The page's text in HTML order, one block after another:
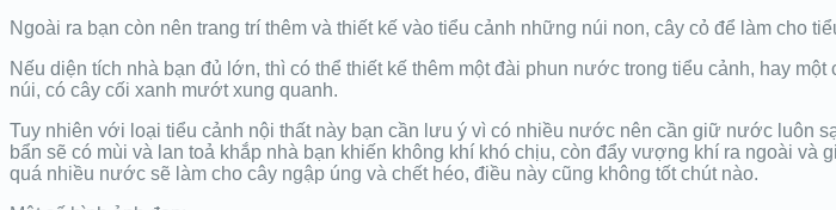
Ngoài ra bạn còn nên trang trí thêm và thiết kế vào tiểu cảnh những núi non, cây cỏ để làm cho
Nếu diện tích nhà bạn đủ lớn, thì có thể thiết kế thêm một đài phun nước trong tiểu cảnh, hay
núi, có cây cối xanh mướt xung quanh.
Tuy nhiên với loại tiểu cảnh nội thất này bạn cần lưu ý vì có nhiều nước nên cần giữ nước luôn
bẩn sẽ có mùi và lan toả khắp nhà bạn khiến không khí khó chịu, còn đẩy vượng khí ra ngoài
quá nhiều nước sẽ làm cho cây ngập úng và chết héo, điều này cũng không tốt chút nào.